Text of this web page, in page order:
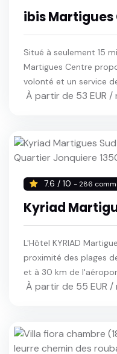
ibis
Situé à seulement 15
Martigues Centre
volonté et un service
À partir de 53 EUR /
7.6 / 10 - 286
Kyriad
L'Hôtel KYRIAD
proximité des plages
et à 30 km de
À partir de 55 EUR /